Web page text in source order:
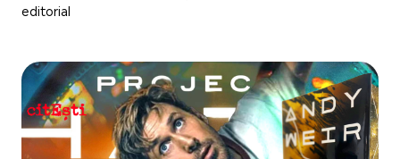
editorial